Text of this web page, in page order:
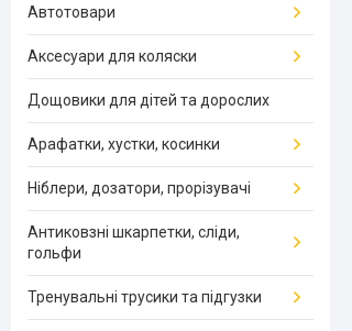
Автотовари
Аксесуари для коляски
Дощовики для дітей та дорослих
Арафатки, хустки, косинки
Ніблери, дозатори, прорізувачі
Антиковзні шкарпетки, сліди,
гольфи
Тренувальні трусики та підгузки